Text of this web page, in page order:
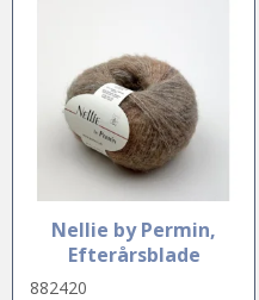
Nellie by Permin,
Efterårsblade
882420